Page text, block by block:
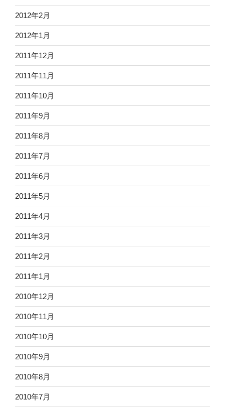
2012年2月
2012年1月
2011年12月
2011年11月
2011年10月
2011年9月
2011年8月
2011年7月
2011年6月
2011年5月
2011年4月
2011年3月
2011年2月
2011年1月
2010年12月
2010年11月
2010年10月
2010年9月
2010年8月
2010年7月